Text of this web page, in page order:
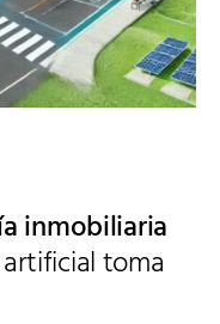
inmobiliaria
toma